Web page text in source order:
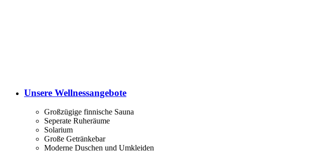
Unsere Wellnessangebote
Großzügige finnische Sauna
Seperate Ruheräume
Solarium
Große Getränkebar
Moderne Duschen und Umkleiden